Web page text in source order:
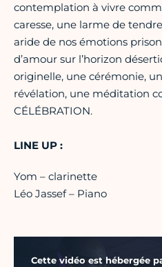
contemplation à vivre
caresse, une larme de
aride de nos émotions
d’amour sur l’horizon
originelle, une cérémonie,
révélation, une méditation
CÉLÉBRATION.
LINE UP :
Yom – clarinette
Léo Jassef – Piano
Cette vidéo est hébergée